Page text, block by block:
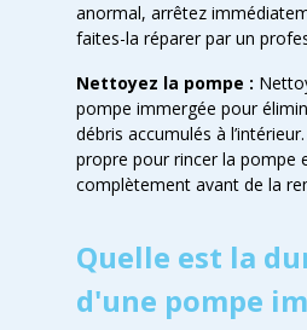
anormal, arrêtez
faites-la réparer par un
Nettoyez la pompe :
pompe immergée pour
débris accumulés à
propre pour rincer la pompe
complètement avant de la
Quelle est la
d'une pompe